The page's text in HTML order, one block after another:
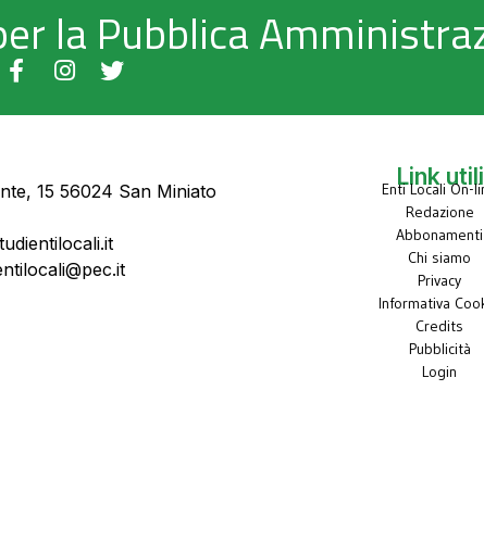
la Pubblica
15 56024 San Miniato
Link utili
Enti Locali On-
Redazione
Abbonamenti
Chi siamo
Privacy
Informativa
Credits
Pubblicità
Login